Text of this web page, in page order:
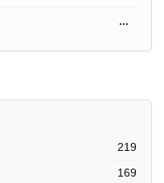
...
219
169